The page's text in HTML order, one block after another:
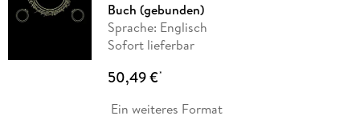
Buch (gebunden)
Sprache: Englisch
Sofort lieferbar
50,49 €*
Ein weiteres Format